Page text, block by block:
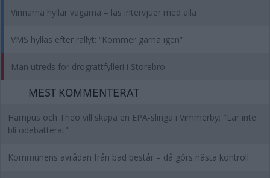
Vinnarna hyllar vägarna – läs intervjuer med alla
VMS hyllas efter rallyt: “Kommer gärna igen”
Man utreds för drograttfylleri i Storebro
MEST KOMMENTERAT
Hampus och Theo vill skapa en EPA-slinga i Vimmerby: "Lär inte
bli odebatterat"
Kommunens avrådan från bad består – då görs nästa kontroll